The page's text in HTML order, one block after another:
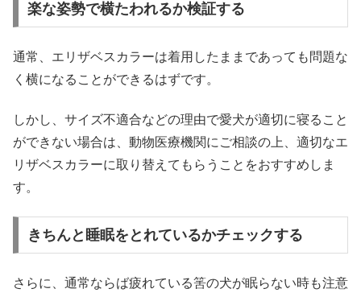
楽な姿勢で横たわれるか検証する
通常、エリザベスカラーは着用したままであっても問題な
く横になることができるはずです。
しかし、サイズ不適合などの理由で愛犬が適切に寝ること
ができない場合は、動物医療機関にご相談の上、適切なエ
リザベスカラーに取り替えてもらうことをおすすめしま
す。
きちんと睡眠をとれているかチェックする
さらに、通常ならば疲れている筈の犬が眠らない時も注意